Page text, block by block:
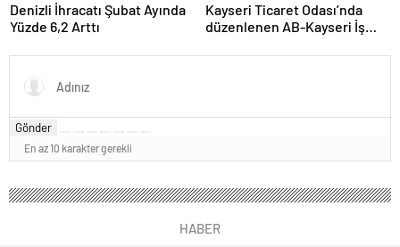
Denizli İhracatı Şubat Ayında
Yüzde 6,2 Arttı
Kayseri Ticaret Odası’nda
düzenlenen AB-Kayseri İş
ve dijitalleşme vurgusu
Gönder
En az 10 karakter gerekli
HABER